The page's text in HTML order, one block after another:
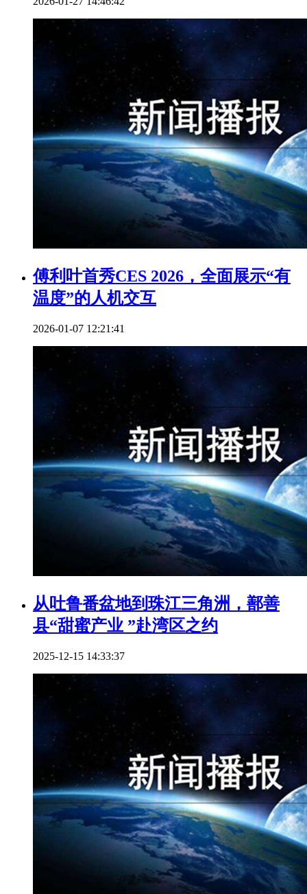
傅利叶首秀CES 2026，全面展示“有
温度”的人机交互
2026-01-07 12:21:41
从吐鲁番盆地到珠江三角洲，鄯善
县“甜蜜产业 ”赴湾区之约
2025-12-15 14:33:37